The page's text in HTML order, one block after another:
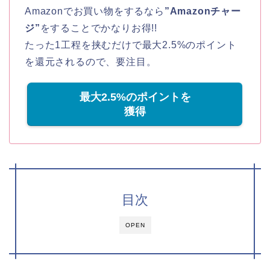
Amazonでお買い物をするなら ”Amazonチャー
ジ” をすることでかなりお得!!
たった1工程を挟むだけで最大2.5%のポイント
を還元されるので、要注目。
最大2.5%のポイントを
獲得
OPEN
目次